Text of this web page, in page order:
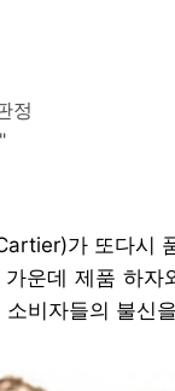
정
가 또다시
운데 제품 하자
비자들의 불신